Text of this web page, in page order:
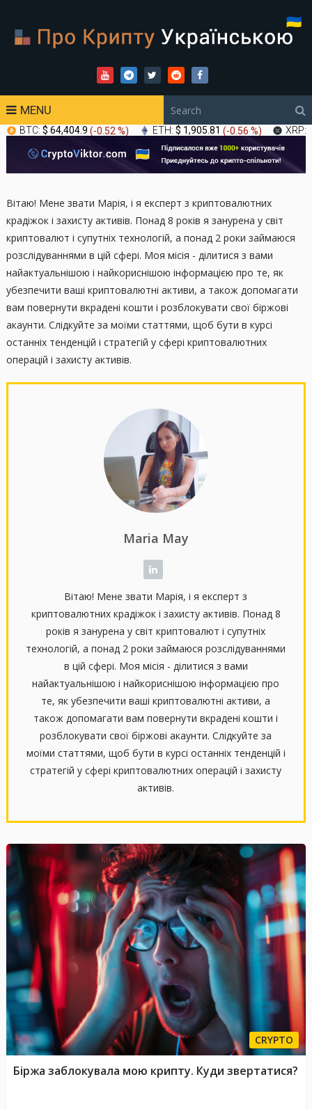
MENU
BTC: $ 64,404.9 (-0.52 %) ETH: $ 1,905.81 (-0.56 %) XRP:
Вітаю! Мене звати Марія, і я експерт з криптовалютних
крадіжок і захисту активів. Понад 8 років я занурена у світ
криптовалют і супутніх технологій, а понад 2 роки займаюся
розслідуваннями в цій сфері. Моя місія - ділитися з вами
найактуальнішою і найкориснішою інформацією про те, як
убезпечити ваші криптовалютні активи, а також допомагати
вам повернути вкрадені кошти і розблокувати свої біржові
акаунти. Слідкуйте за моїми статтями, щоб бути в курсі
останніх тенденцій і стратегій у сфері криптовалютних
операцій і захисту активів.
Maria May
Вітаю! Мене звати Марія, і я експерт з
криптовалютних крадіжок і захисту активів. Понад 8
років я занурена у світ криптовалют і супутніх
технологій, а понад 2 роки займаюся розслідуваннями
в цій сфері. Моя місія - ділитися з вами
найактуальнішою і найкориснішою інформацією про
те, як убезпечити ваші криптовалютні активи, а
також допомагати вам повернути вкрадені кошти і
розблокувати свої біржові акаунти. Слідкуйте за
моїми статтями, щоб бути в курсі останніх тенденцій і
стратегій у сфері криптовалютних операцій і захисту
активів.
CRYPTO
Біржа заблокувала мою крипту. Куди звертатися?